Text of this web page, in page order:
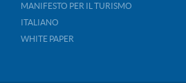
MANIFESTO PER IL TURISMO
ITALIANO
WHITE PAPER